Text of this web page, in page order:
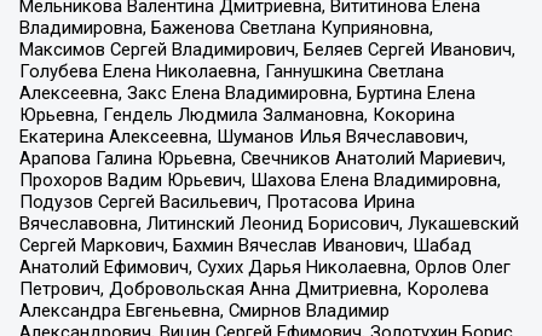
Мельникова Валентина Дмитриевна, Вититинова Елена
Владимировна, Баженова Светлана Куприяновна,
Максимов Сергей Владимирович, Беляев Сергей Иванович,
Голубева Елена Николаевна, Ганнушкина Светлана
Алексеевна, Закс Елена Владимировна, Буртина Елена
Юрьевна, Гендель Людмила Залмановна, Кокорина
Екатерина Алексеевна, Шуманов Илья Вячеславович,
Арапова Галина Юрьевна, Свечников Анатолий Мариевич,
Прохоров Вадим Юрьевич, Шахова Елена Владимировна,
Подузов Сергей Васильевич, Протасова Ирина
Вячеславовна, Литинский Леонид Борисович, Лукашевский
Сергей Маркович, Бахмин Вячеслав Иванович, Шабад
Анатолий Ефимович, Сухих Дарья Николаевна, Орлов Олег
Петрович, Добровольская Анна Дмитриевна, Королева
Александра Евгеньевна, Смирнов Владимир